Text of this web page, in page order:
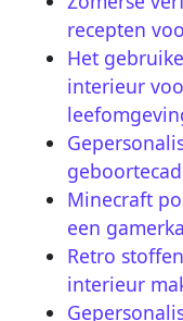
recepten
Het
interieur
Minecraft
een
Retro
interieur